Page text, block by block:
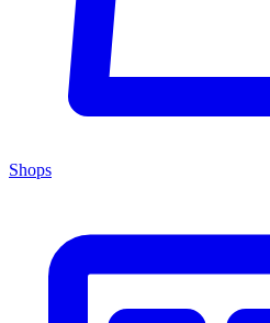
Shops